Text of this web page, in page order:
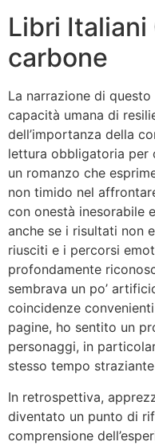
Libri Italiani
carbone
La narrazione di
capacità umana di
dell’importanza della
lettura obbligatoria per
un romanzo che
non timido nel
con onestà inesorabile
anche se i risultati non
riusciti e i percorsi
profondamente
sembrava un po’
coincidenze
pagine, ho sentito un
personaggi, in
stesso tempo
In retrospettiva,
diventato un punto di
comprensione